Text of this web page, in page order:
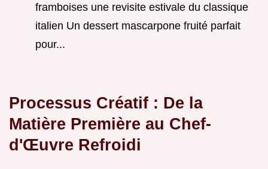
framboises une revisite estivale du classique
italien Un dessert mascarpone fruité parfait
pour...
Processus Créatif : De la
Matière Première au Chef-
d'Œuvre Refroidi